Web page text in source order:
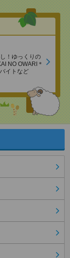
！ゆっくりの
NO OWARI＊
イトなど